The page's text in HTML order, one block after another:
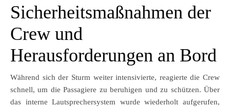
Sicherheitsmaßnahmen der
Crew und
Herausforderungen an Bord
Während sich der Sturm weiter intensivierte, reagierte die Crew
schnell, um die Passagiere zu beruhigen und zu schützen. Über
das interne Lautsprechersystem wurde wiederholt aufgerufen,